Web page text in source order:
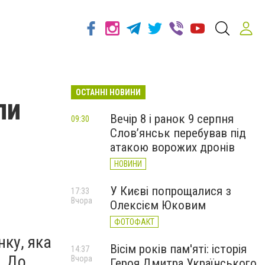
яка
ОСТАННІ НОВИНИ
Вечір 8 і ранок 9 серпня
Слов’янськ перебував під
атакою ворожих дронів
НОВИНИ
09:30
У Києві попрощалися з
Олексієм Юковим
ФОТОФАКТ
17:33
Вчора
Вісім років пам'яті: історія
14:37
Вчора